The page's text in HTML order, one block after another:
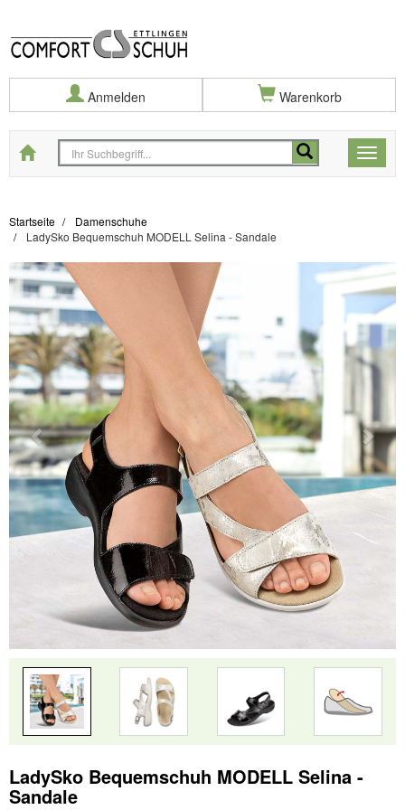
Anmelden Warenkorb
Toggle
Startseite
Startseite
Damenschuhe
LadySko Bequemschuh MODELL Selina - Sandale
LadySko Bequemschuh MODELL Selina -
Sandale